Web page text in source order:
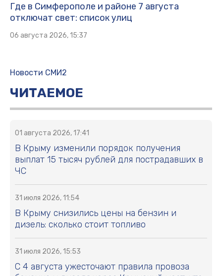
Где в Симферополе и районе 7 августа
отключат свет: список улиц
06 августа 2026, 15:37
Новости СМИ2
ЧИТАЕМОЕ
01 августа 2026, 17:41
В Крыму изменили порядок получения
выплат 15 тысяч рублей для пострадавших в
ЧС
31 июля 2026, 11:54
В Крыму снизились цены на бензин и
дизель: сколько стоит топливо
31 июля 2026, 15:53
С 4 августа ужесточают правила провоза